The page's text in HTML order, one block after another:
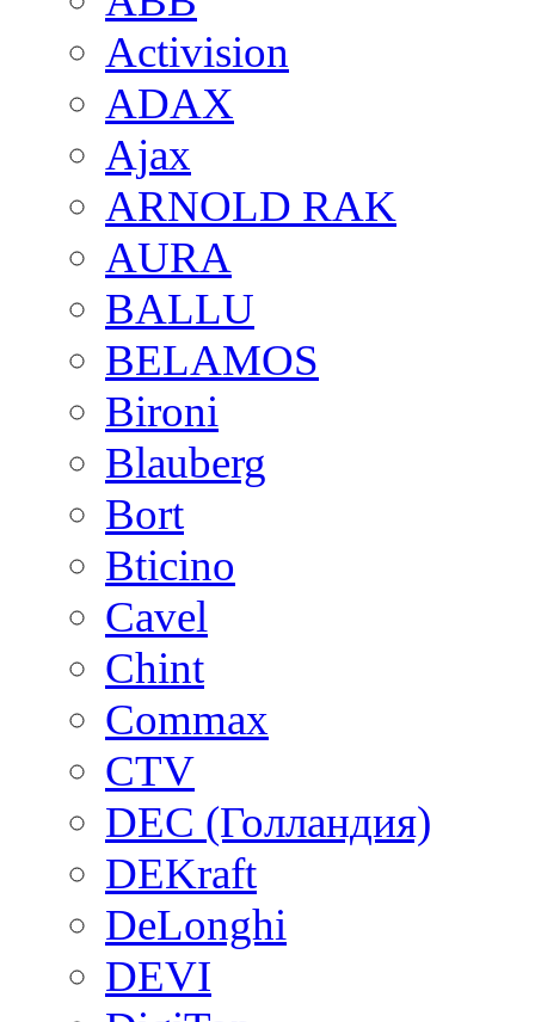
Activision
ADAX
Ajax
ARNOLD RAK
AURA
BALLU
BELAMOS
Bironi
Blauberg
Bort
Bticino
Cavel
Chint
Commax
CTV
DEC (Голландия)
DEKraft
DeLonghi
DEVI